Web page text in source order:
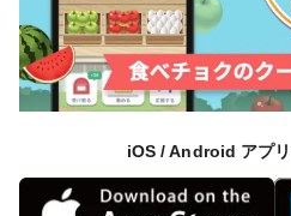
iOS / Android アプ